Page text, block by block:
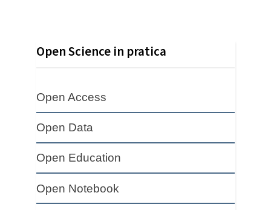
Open Science in pratica
Open Access
Open Data
Open Education
Open Notebook